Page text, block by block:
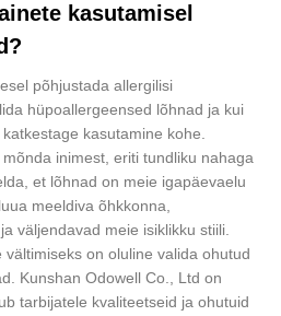
kasutamisel
põhjustada allergilisi
hüpoallergeensed lõhnad ja kui
kasutamine kohe.
inimest, eriti tundliku nahaga
et lõhnad on meie igapäevaelu
meeldiva õhkkonna,
väljendavad meie isiklikku stiili.
on oluline valida ohutud
Kunshan Odowell Co., Ltd on
tarbijatele kvaliteetseid ja ohutuid